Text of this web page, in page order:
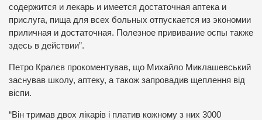
содержится и лекарь и имеется достаточная аптека и
прислуга, пища для всех больных отпускается из экономии
приличная и достаточная. Полезное прививание оспы также
здесь в действии”.
Петро Кралєв прокоментував, що Михайло Миклашевський
заснував школу, аптеку, а також запровадив щеплення від
віспи.
“Він тримав двох лікарів і платив кожному з них 3000